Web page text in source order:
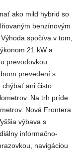
ako mild hybrid so
benzínovým
spočíva v tom,
21 kW a
prevodovkou.
prevedení s
chýbať ani čisto
Na trh príde
Nová Frontera
výbava s
informačno-
navigáciou